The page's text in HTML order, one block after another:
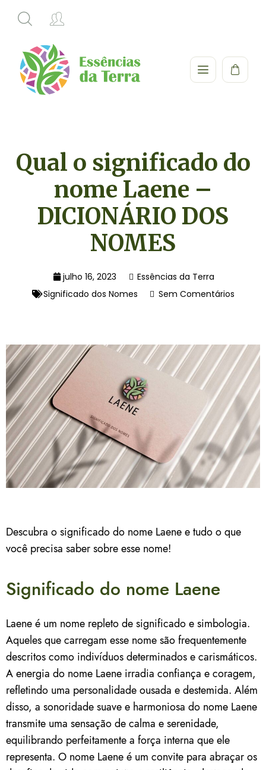
Qual o significado do
nome Laene –
DICIONÁRIO DOS
NOMES
julho 16, 2023
Essências da Terra
Significado dos Nomes
Sem Comentários
Descubra o significado do nome Laene e tudo o que
você precisa saber sobre esse nome!
Significado do nome Laene
Laene é um nome repleto de significado e simbologia.
Aqueles que carregam esse nome são frequentemente
descritos como indivíduos determinados e carismáticos.
A energia do nome Laene irradia confiança e coragem,
refletindo uma personalidade ousada e destemida. Além
disso, a sonoridade suave e harmoniosa do nome Laene
transmite uma sensação de calma e serenidade,
equilibrando perfeitamente a força interna que ele
representa. O nome Laene é um convite para abraçar os